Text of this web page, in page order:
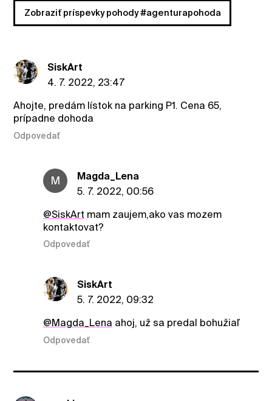
Zobraziť príspevky pohody #agenturapohoda
SiskArt
4. 7. 2022, 23:47
Ahojte, predám lístok na parking P1. Cena 65,
prípadne dohoda
Odpovedať
M
Magda_Lena
5. 7. 2022, 00:56
@SiskArt mam zaujem,ako vas mozem
kontaktovat?
Odpovedať
SiskArt
5. 7. 2022, 09:32
@Magda_Lena ahoj, už sa predal bohužiaľ
Odpovedať